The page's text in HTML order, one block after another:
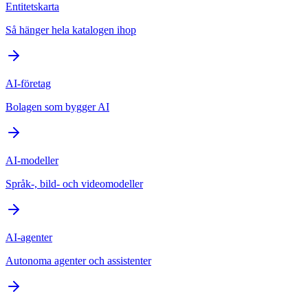
Entitetskarta
Så hänger hela katalogen ihop
AI-företag
Bolagen som bygger AI
AI-modeller
Språk-, bild- och videomodeller
AI-agenter
Autonoma agenter och assistenter